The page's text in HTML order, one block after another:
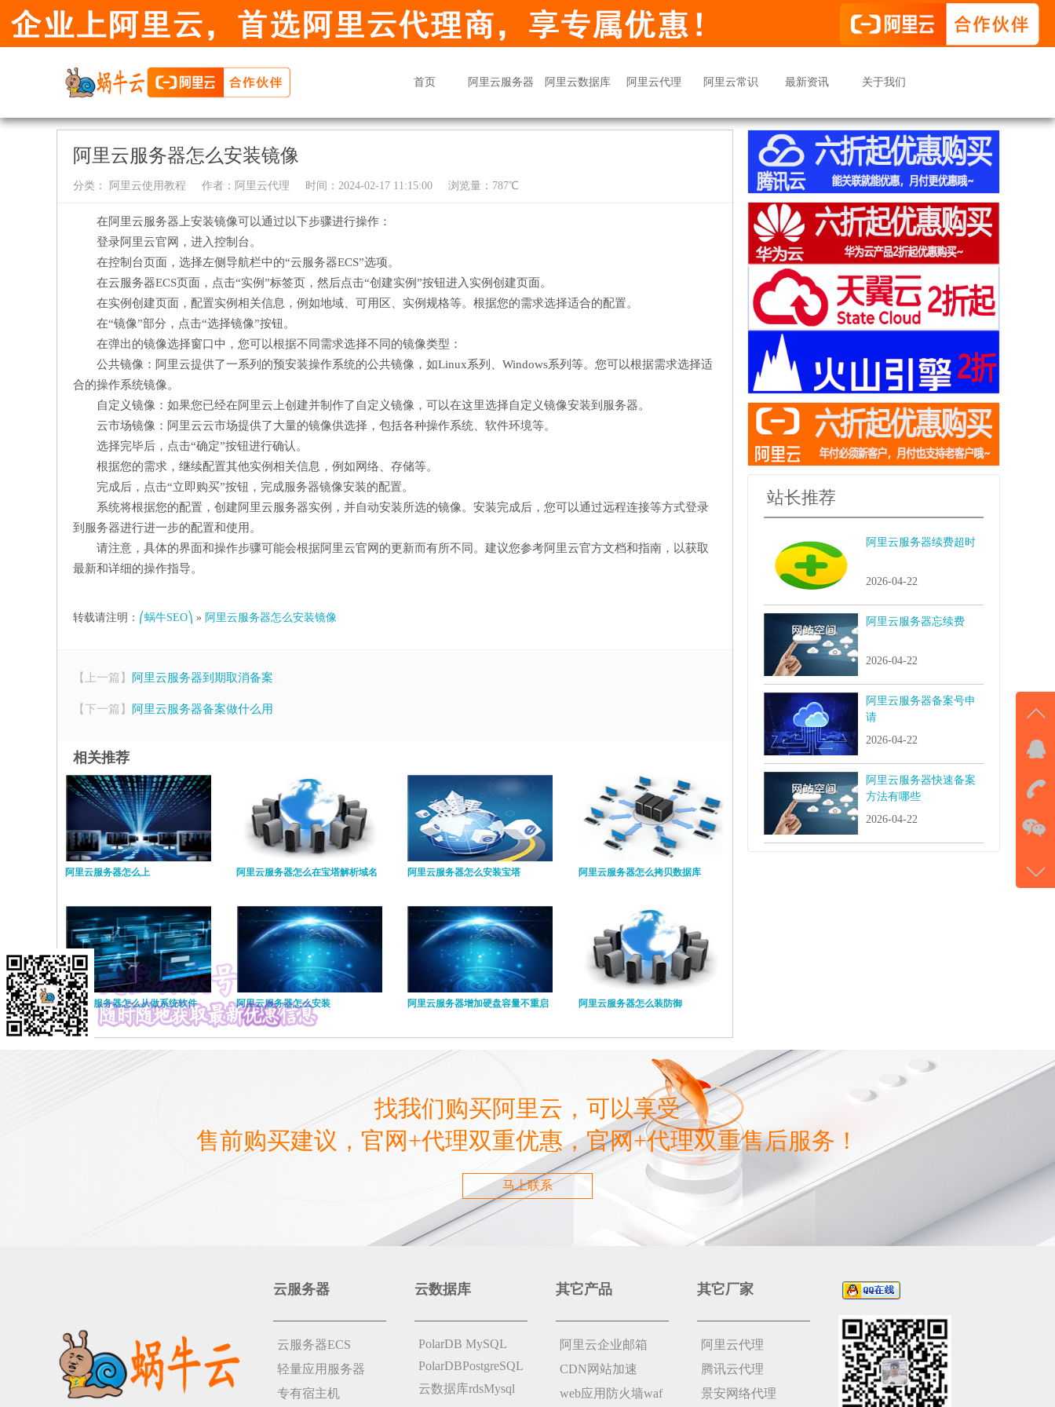
首页 阿里云服务器 阿里云数据库 阿里云代理 阿里云常识 最新资讯 关于我们
阿里云服务器怎么安装镜像
分类： 阿里云使用教程 作者： 阿里云代理 时间：2024-02-17 11:15:00 浏览量：787℃
在阿里云服务器上安装镜像可以通过以下步骤进行操作：
登录阿里云官网，进入控制台。
在控制台页面，选择左侧导航栏中的“云服务器ECS”选项。
在云服务器ECS页面，点击“实例”标签页，然后点击“创建实例”按钮进入实例创建页面。
在实例创建页面，配置实例相关信息，例如地域、可用区、实例规格等。根据您的需求选择适合的配置。
在“镜像”部分，点击“选择镜像”按钮。
在弹出的镜像选择窗口中，您可以根据不同需求选择不同的镜像类型：
公共镜像：阿里云提供了一系列的预安装操作系统的公共镜像，如Linux系列、Windows系列等。您可以根据需求选择适
合的操作系统镜像。
自定义镜像：如果您已经在阿里云上创建并制作了自定义镜像，可以在这里选择自定义镜像安装到服务器。
云市场镜像：阿里云云市场提供了大量的镜像供选择，包括各种操作系统、软件环境等。
选择完毕后，点击“确定”按钮进行确认。
根据您的需求，继续配置其他实例相关信息，例如网络、存储等。
完成后，点击“立即购买”按钮，完成服务器镜像安装的配置。
系统将根据您的配置，创建阿里云服务器实例，并自动安装所选的镜像。安装完成后，您可以通过远程连接等方式登录
到服务器进行进一步的配置和使用。
请注意，具体的界面和操作步骤可能会根据阿里云官网的更新而有所不同。建议您参考阿里云官方文档和指南，以获取
最新和详细的操作指导。
转载请注明： ⎛蜗牛SEO⎞ » 阿里云服务器怎么安装镜像
【上一篇】 阿里云服务器到期取消备案
【下一篇】 阿里云服务器备案做什么用
相关推荐
阿里云服务器怎么上 阿里云服务器怎么在宝塔解析域名 阿里云服务器怎么安装宝塔 阿里云服务器怎么拷贝数据库
阿里云服务器怎么从做系统软件 阿里云服务器怎么安装 阿里云服务器增加硬盘容量不重启 阿里云服务器怎么装防御
站长推荐
阿里云服务器续费超时
2026-04-22
阿里云服务器忘续费
2026-04-22
阿里云服务器备案号申
请
2026-04-22
阿里云服务器快速备案
方法有哪些
2026-04-22
找我们购买阿里云，可以享受
售前购买建议，官网+代理双重优惠，官网+代理双重售后服务！
马上联系
云服务器
云服务器ECS
轻量应用服务器
专有宿主机
云数据库
PolarDB MySQL
PolarDBPostgreSQL
云数据库rdsMysql
其它产品
阿里云企业邮箱
CDN网站加速
web应用防火墙waf
其它厂家
阿里云代理
腾讯云代理
景安网络代理
QQ
击
177-